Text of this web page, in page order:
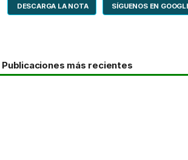
DESCARGA LA NOTA SÍGUENOS EN
Publicaciones más recientes